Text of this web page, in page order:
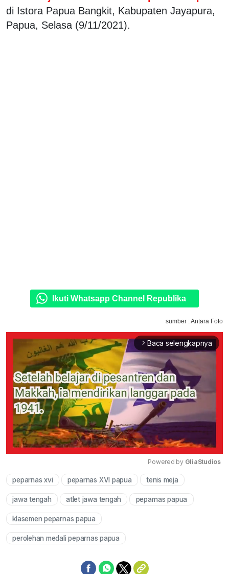
di Istora Papua Bangkit, Kabupaten Jayapura,
Papua, Selasa (9/11/2021).
Ikuti Whatsapp Channel Republika
sumber : Antara Foto
arrow_forward_ios Baca selengkapnya
Powered by GliaStudios
peparnas xvi peparnas XVI papua tenis meja
jawa tengah atlet jawa tengah peparnas papua
klasemen peparnas papua
perolehan medali peparnas papua